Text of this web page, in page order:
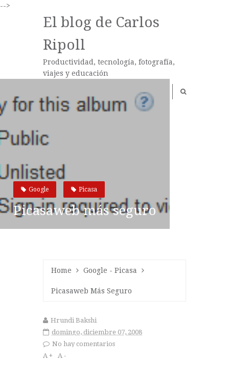
-->
El blog de Carlos
Ripoll
Productividad, tecnología, fotografía,
viajes y educación
Google Picasa
Picasaweb más seguro
Home Google - Picasa
Picasaweb Más Seguro
Hrundi Bakshi
domingo, diciembre 07, 2008
No hay comentarios
A +
A -